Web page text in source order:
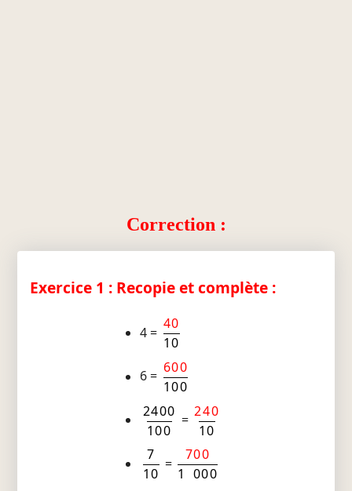
Correction :
Exercice 1 : Recopie et complète :
4 =
40
10
6 =
600
100
2400
100
=
240
10
7
10
=
700
1 000